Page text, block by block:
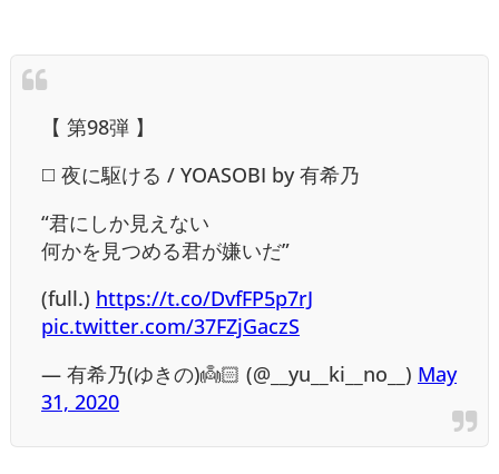
【 第98弾 】
◻️ 夜に駆ける / YOASOBI by 有希乃
“君にしか見えない
何かを見つめる君が嫌いだ”
(full.) https://t.co/DvfFP5p7rJ
pic.twitter.com/37FZjGaczS
— 有希乃(ゆきの)👼🏻 (@__yu__ki__no__) May
31, 2020